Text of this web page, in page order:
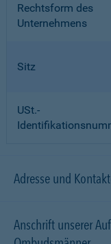
Rechtsform des
Unternehmens
Sitz
USt.-
Adresse und
Anschrift unserer